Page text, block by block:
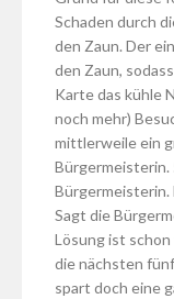
Schaden durch
den Zaun. Der
den Zaun,
Karte das kühle
noch mehr)
mittlerweile ein
Bürgermeisterin.
Bürgermeisterin.
Sagt die
Lösung ist schon
die nächsten
spart doch eine